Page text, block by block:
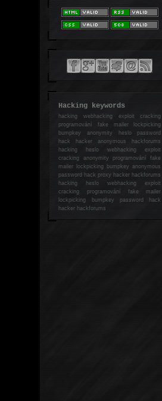
Hacking keywords
hackingwebhacking exploit cracking
programování fake mailer lockpicking
bumpkey anonymity heslo password
hackhacker anonymous hackforums
hackingheslo webhacking exploit
cracking anonymity programování fake
mailer lockpicking bumpkey anonymous
password hack proxy hacker hackforums
hacking heslo webhacking exploit
cracking programování fake mailer
lockpicking bumpkey password hack
hackerhackforums